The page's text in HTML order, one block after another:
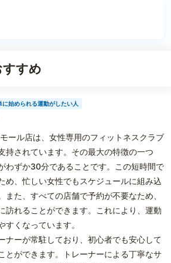
すめ
に始められる運動がしたい人
ール店は、女性専用のフィットネスクラブ
持されています。その最大の特徴の一つ
わずか30分であることです。この短時間で
め、忙しい女性でもスケジュールに組み込
また、すべての店舗で予約が不要なため、
訪れることができます。これにより、運動
すくなっています。
ナーが常駐しており、初心者でも安心して
とができます。トレーナーによる丁寧なサ